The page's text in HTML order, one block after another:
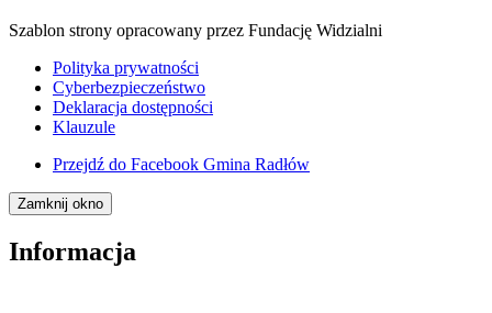
Szablon strony opracowany przez Fundację Widzialni
Polityka prywatności
Cyberbezpieczeństwo
Deklaracja dostępności
Klauzule
Przejdź do Facebook Gmina Radłów
Zamknij okno
Informacja